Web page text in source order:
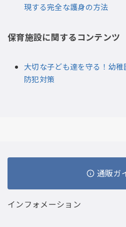
現する完全な護身の方法
保育施設に関するコンテンツ
大切な子ども達を守る！幼
防犯対策
通販ガ
インフォメーション